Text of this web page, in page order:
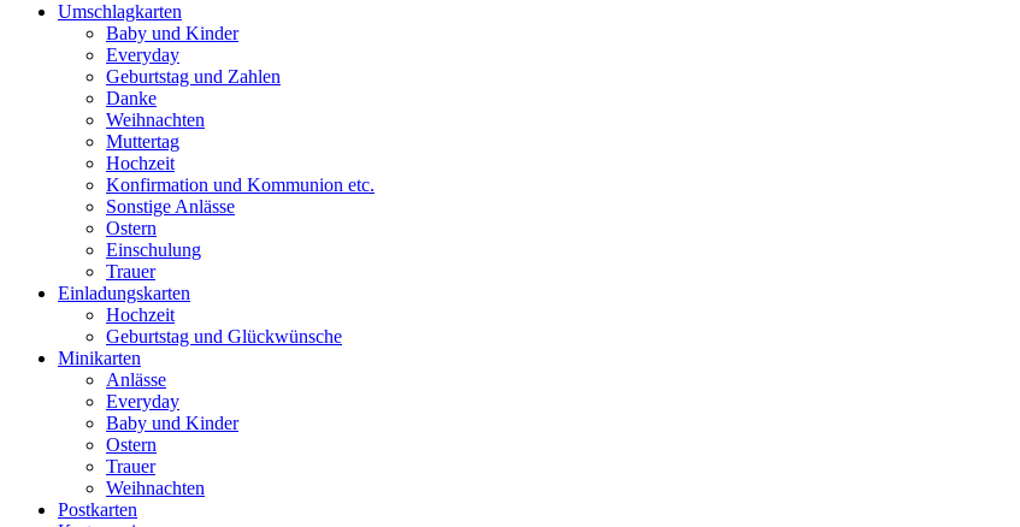
Umschlagkarten
Baby und Kinder
Everyday
Geburtstag und Zahlen
Danke
Weihnachten
Muttertag
Hochzeit
Konfirmation und Kommunion etc.
Sonstige Anlässe
Ostern
Einschulung
Trauer
Einladungskarten
Hochzeit
Geburtstag und Glückwünsche
Minikarten
Anlässe
Everyday
Baby und Kinder
Ostern
Trauer
Weihnachten
Postkarten